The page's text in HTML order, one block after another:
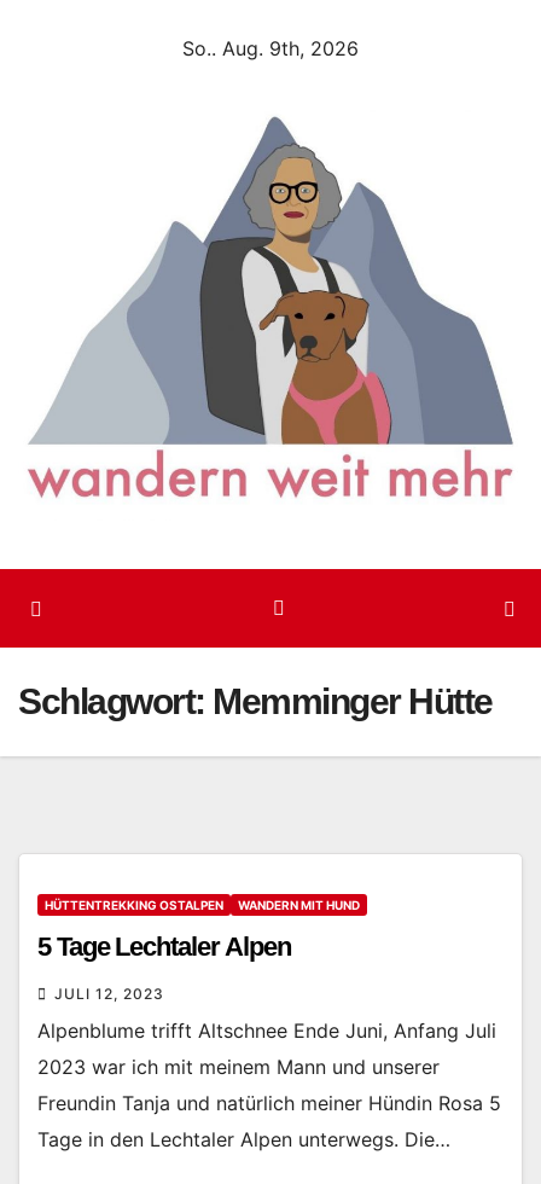
So.. Aug. 9th, 2026
Schlagwort: Memminger Hütte
HÜTTENTREKKING OSTALPEN WANDERN MIT HUND
5 Tage Lechtaler Alpen
JULI 12, 2023
Alpenblume trifft Altschnee Ende Juni, Anfang Juli
2023 war ich mit meinem Mann und unserer
Freundin Tanja und natürlich meiner Hündin Rosa 5
Tage in den Lechtaler Alpen unterwegs. Die…